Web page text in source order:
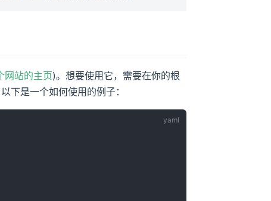
网站的主页)。想要使用它，需要在你的根
下是一个如何使用的例子：